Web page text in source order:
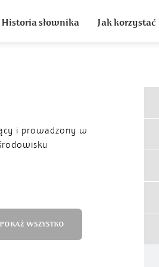
Historia słownika Jak korzystać
i prowadzony w
POKAŻ WSZYSTKO